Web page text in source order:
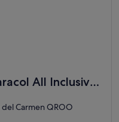
All Inclusive
Carmen QROO